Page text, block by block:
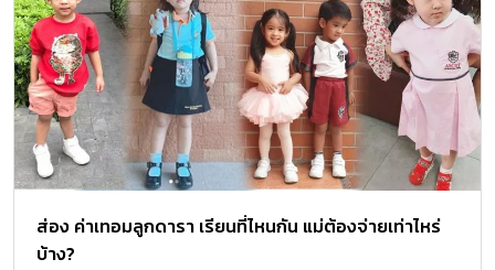
ส่อง ค่าเทอมลูกดารา เรียนที่ไหนกัน แม่ต้องจ่ายเท่าไหร่
บ้าง?